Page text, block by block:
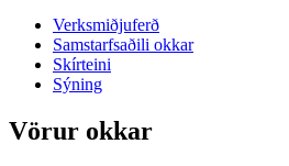
Verksmiðjuferð
Samstarfsaðili okkar
Skírteini
Sýning
Vörur okkar